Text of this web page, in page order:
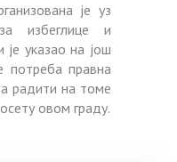
је уз
избеглице и
је указао на још
потреба правна
радити на томе
овом граду.